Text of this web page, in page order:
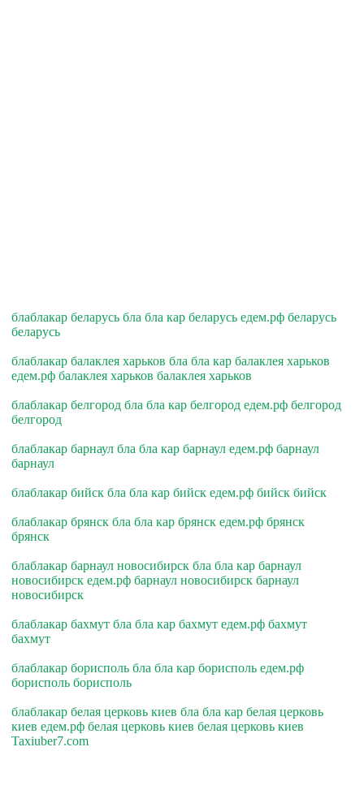
блаблакар беларусь бла бла кар беларусь едем.рф беларусь
беларусь
блаблакар балаклея харьков бла бла кар балаклея харьков
едем.рф балаклея харьков балаклея харьков
блаблакар белгород бла бла кар белгород едем.рф белгород
белгород
блаблакар барнаул бла бла кар барнаул едем.рф барнаул
барнаул
блаблакар бийск бла бла кар бийск едем.рф бийск бийск
блаблакар брянск бла бла кар брянск едем.рф брянск
брянск
блаблакар барнаул новосибирск бла бла кар барнаул
новосибирск едем.рф барнаул новосибирск барнаул
новосибирск
блаблакар бахмут бла бла кар бахмут едем.рф бахмут
бахмут
блаблакар борисполь бла бла кар борисполь едем.рф
борисполь борисполь
блаблакар белая церковь киев бла бла кар белая церковь
киев едем.рф белая церковь киев белая церковь киев
Taxiuber7.com